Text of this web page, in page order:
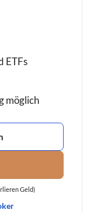
ETFs
möglich
Geld)